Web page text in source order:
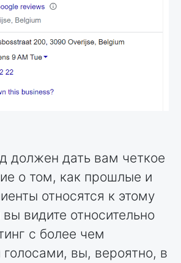
должен дать вам четкое
о том, как прошлые и
относятся к этому
видите относительно
с более чем
голосами, вы, вероятно, в